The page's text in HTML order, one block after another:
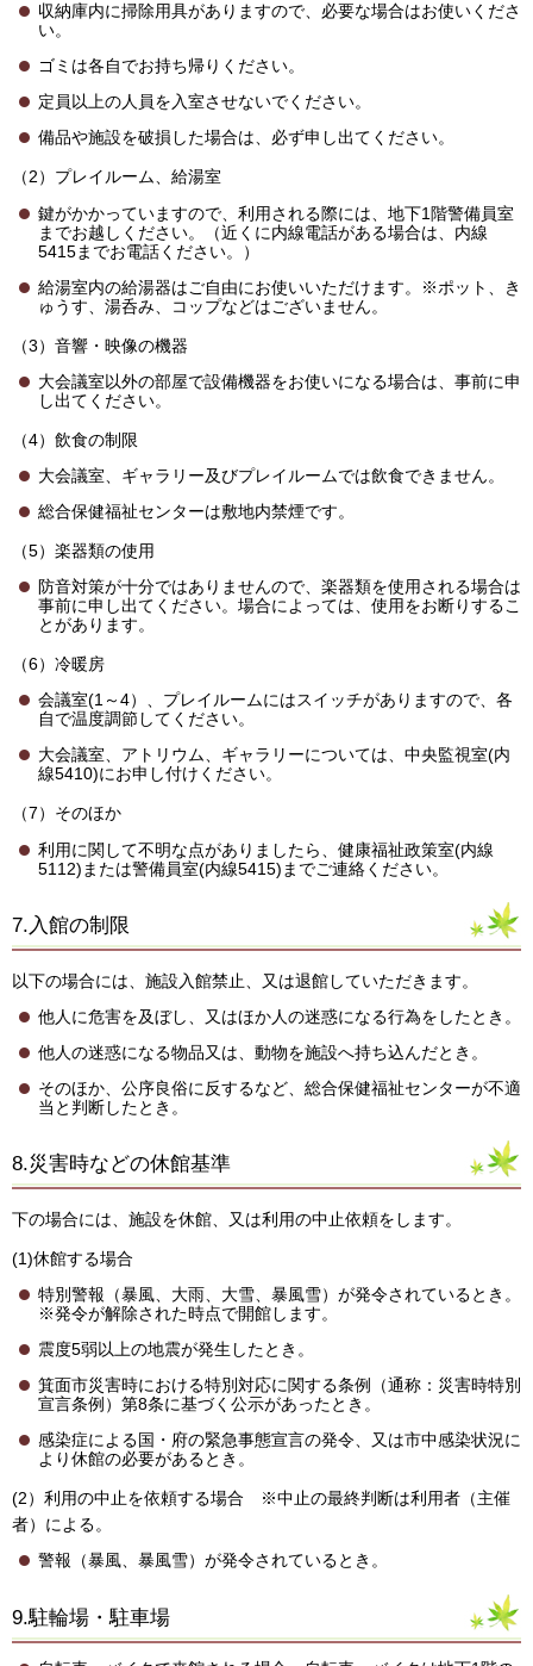
収納庫内に掃除用具がありますので、必要な場合はお使いくださ
い。
ゴミは各自でお持ち帰りください。
定員以上の人員を入室させないでください。
備品や施設を破損した場合は、必ず申し出てください。
（2）プレイルーム、給湯室
鍵がかかっていますので、利用される際には、地下1階警備員室
までお越しください。（近くに内線電話がある場合は、内線
5415までお電話ください。）
給湯室内の給湯器はご自由にお使いいただけます。※ポット、き
ゅうす、湯呑み、コップなどはございません。
（3）音響・映像の機器
大会議室以外の部屋で設備機器をお使いになる場合は、事前に申
し出てください。
（4）飲食の制限
大会議室、ギャラリー及びプレイルームでは飲食できません。
総合保健福祉センターは敷地内禁煙です。
（5）楽器類の使用
防音対策が十分ではありませんので、楽器類を使用される場合は
事前に申し出てください。場合によっては、使用をお断りするこ
とがあります。
（6）冷暖房
会議室(1～4）、プレイルームにはスイッチがありますので、各
自で温度調節してください。
大会議室、アトリウム、ギャラリーについては、中央監視室(内
線5410)にお申し付けください。
（7）そのほか
利用に関して不明な点がありましたら、健康福祉政策室(内線
5112)または警備員室(内線5415)までご連絡ください。
7.入館の制限
以下の場合には、施設入館禁止、又は退館していただきます。
他人に危害を及ぼし、又はほか人の迷惑になる行為をしたとき。
他人の迷惑になる物品又は、動物を施設へ持ち込んだとき。
そのほか、公序良俗に反するなど、総合保健福祉センターが不適
当と判断したとき。
8.災害時などの休館基準
下の場合には、施設を休館、又は利用の中止依頼をします。
(1)休館する場合
特別警報（暴風、大雨、大雪、暴風雪）が発令されているとき。
※発令が解除された時点で開館します。
震度5弱以上の地震が発生したとき。
箕面市災害時における特別対応に関する条例（通称：災害時特別
宣言条例）第8条に基づく公示があったとき。
感染症による国・府の緊急事態宣言の発令、又は市中感染状況に
より休館の必要があるとき。
(2）利用の中止を依頼する場合 ※中止の最終判断は利用者（主催
者）による。
警報（暴風、暴風雪）が発令されているとき。
9.駐輪場・駐車場